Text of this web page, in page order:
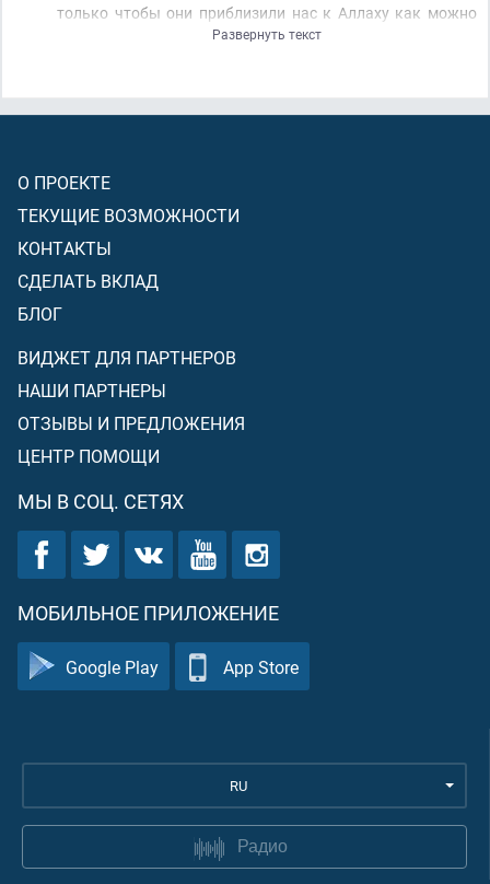
только чтобы они приблизили нас к Аллаху как можно
ближе». Поистине, Аллах рассудит между ними
доказательства)
Развернуть текст
О ПРОЕКТЕ
ТЕКУЩИЕ ВОЗМОЖНОСТИ
КОНТАКТЫ
СДЕЛАТЬ ВКЛАД
БЛОГ
ВИДЖЕТ ДЛЯ ПАРТНЕРОВ
НАШИ ПАРТНЕРЫ
ОТЗЫВЫ И ПРЕДЛОЖЕНИЯ
ЦЕНТР ПОМОЩИ
МЫ В СОЦ. СЕТЯХ
МОБИЛЬНОЕ ПРИЛОЖЕНИЕ
Google Play App Store
RU
Радио